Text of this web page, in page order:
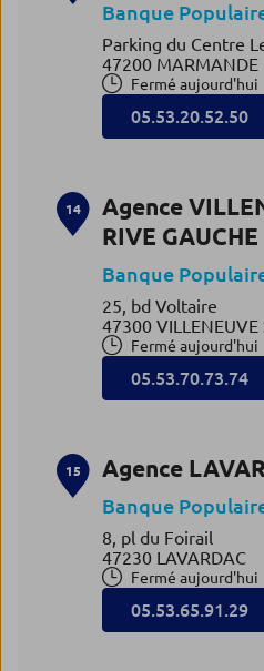
Banque
Parking du Centre
47200 MARMANDE
Fermé aujourd'hui
05.53.20.52.50
14
Agence
RIVE GAUCHE
Banque
25, bd Voltaire
47300 VILLENEUVE
Fermé aujourd'hui
05.53.70.73.74
15 Agence
Banque
8, pl du Foirail
47230 LAVARDAC
Fermé aujourd'hui
05.53.65.91.29